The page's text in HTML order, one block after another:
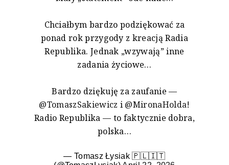
Chciałbym bardzo podziękować za
ponad rok przygody z kreacją Radia
Republika. Jednak „wzywają” inne
zadania życiowe…
Bardzo dziękuję za zaufanie —
@TomaszSakiewicz i @MironaHolda!
Radio Republika — to faktycznie dobra,
polska…
— Tomasz Łysiak 🇵🇱🇮🇹